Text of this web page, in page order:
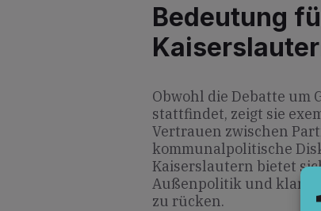
Bedeutung
Obwohl die Debatte um
stattfindet, zeigt sie
Vertrauen zwischen
kommunalpolitische
Kaiserslautern bietet
Außenpolitik und klarer
zu rücken.